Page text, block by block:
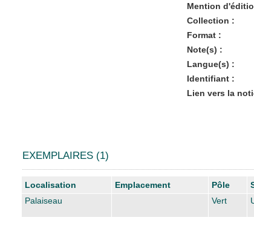
Mention
Collection :
Format :
Note(s) :
Langue(s) :
Identifiant :
Lien vers la
EXEMPLAIRES (1)
Liste des exemplaires
Localisation Emplacement Pôle
Palaiseau
Vert